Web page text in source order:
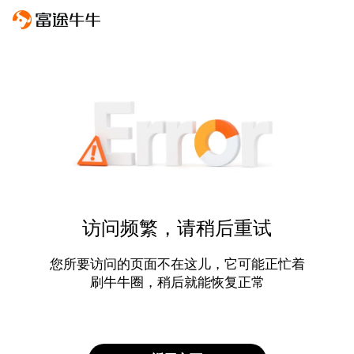
访问频繁，请稍后重试
您所要访问的页面不在这儿，它可能正忙着
刷牛牛圈，稍后就能恢复正常